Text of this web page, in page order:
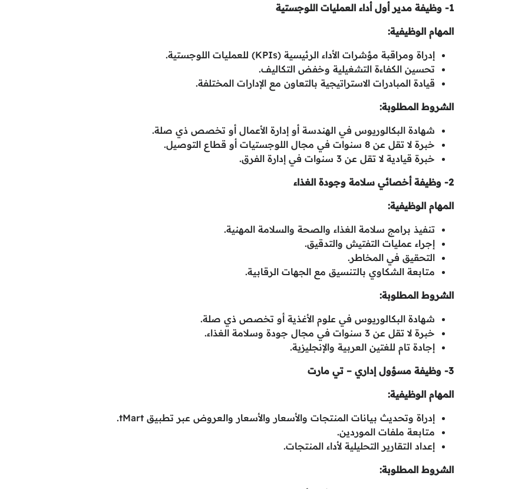
1- وظيفة مدير أول أداء العمليات اللوجستية
المهام الوظيفية:
إدراة ومراقبة مؤشرات الأداء الرئيسية (KPIs) للعمليات اللوجستية.
تحسين الكفاءة التشغيلية وخفض التكاليف.
قيادة المبادرات الاستراتيجية بالتعاون مع الإدارات المختلفة.
الشروط المطلوبة:
شهادة البكالوريوس في الهندسة أو إدارة الأعمال أو تخصص ذي صلة.
خبرة لا تقل عن 8 سنوات في مجال اللوجستيات أو قطاع التوصيل.
خبرة قيادية لا تقل عن 3 سنوات في إدارة الفرق.
2- وظيفة أخصائي سلامة وجودة الغذاء
المهام الوظيفية:
تنفيذ برامج سلامة الغذاء والصحة والسلامة المهنية.
إجراء عمليات التفتيش والتدقيق.
التحقيق في المخاطر.
متابعة الشكاوي بالتنسيق مع الجهات الرقابية.
الشروط المطلوبة:
شهادة البكالوريوس في علوم الأغذية أو تخصص ذي صلة.
خبرة لا تقل عن 3 سنوات في مجال جودة وسلامة الغذاء.
إجادة تام للغتين العربية والإنجليزية.
3- وظيفة مسؤول إداري – تي مارت
المهام الوظيفية:
إدراة وتحديث بيانات المنتجات والأسعار والأسعار والعروض عبر تطبيق tMart.
متابعة ملفات الموردين.
إعداد التقارير التحليلية لأداء المنتجات.
الشروط المطلوبة: